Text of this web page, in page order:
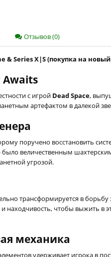
Отзывов (0)
& Series X|S (покупка на
Awaits
с игрой Dead Space,
артефактом в далекой
поручено восстановить
было величественным
угрозой.
трансформируется в
находчивость, чтобы выжить в
механика
удерживает игрока в